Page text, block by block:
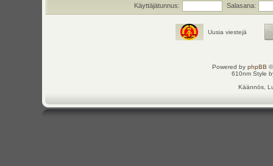
Käyttäjätunnus: Salasana:
Uusia viestejä
Powered by phpBB
610nm Style
Käännös,